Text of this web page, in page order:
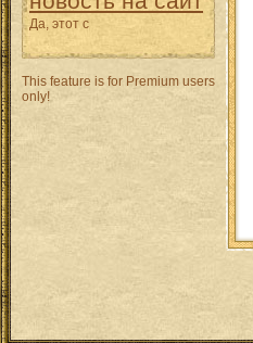
Да, этот с
This feature is for Premium users
only!